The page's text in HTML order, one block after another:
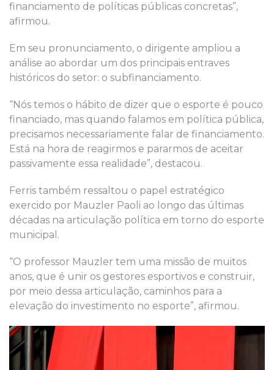
financiamento de políticas públicas concretas”,
afirmou.
Em seu pronunciamento, o dirigente ampliou a
análise ao abordar um dos principais entraves
históricos do setor: o subfinanciamento.
“Nós temos o hábito de dizer que o esporte é pouco
financiado, mas quando falamos em política pública,
precisamos necessariamente falar de financiamento.
Está na hora de reagirmos e pararmos de aceitar
passivamente essa realidade”, destacou.
Ferris também ressaltou o papel estratégico
exercido por Mauzler Paoli ao longo das últimas
décadas na articulação política em torno do esporte
municipal.
“O professor Mauzler tem uma missão de muitos
anos, que é unir os gestores esportivos e construir,
por meio dessa articulação, caminhos para a
elevação do investimento no esporte”, afirmou.